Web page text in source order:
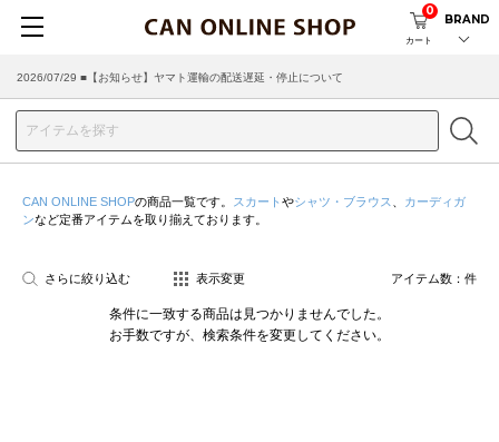
カート
0
BRAND
2026/07/29 ■【お知らせ】ヤマト運輸の配送遅延・停止について
CAN ONLINE SHOPの商品一覧です。 スカート やシャツ・ブラウス
カーディガ
ンなど定番アイテムを取り揃えております。
さらに絞り込む 表示変更 アイテム数： 件
条件に一致する商品は見つかりませんでした。
お手数ですが、検索条件を変更してください。